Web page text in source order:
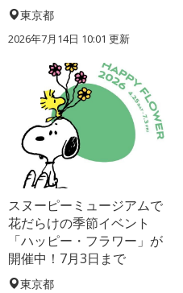
東京都
2026年7月14日 10:01 更新
スヌーピーミュージアムで
花だらけの季節イベント
「ハッピー・フラワー」が
開催中！7月3日まで
東京都